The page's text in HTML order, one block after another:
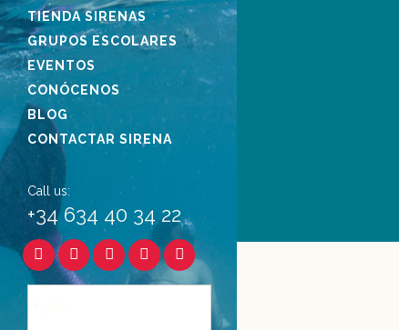
TIENDA SIRENAS
GRUPOS ESCOLARES
EVENTOS
CONÓCENOS
BLOG
CONTACTAR SIRENA
Call us:
+34 634 40 34 22